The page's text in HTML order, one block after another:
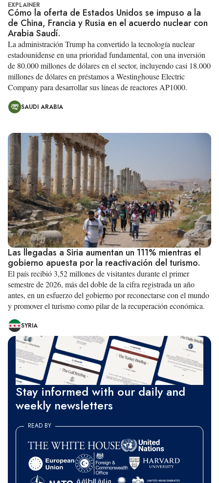
EXPLAINER
Cómo la oferta de Estados Unidos se impuso a la
de China, Francia y Rusia en el acuerdo nuclear con
Arabia Saudí.
La administración Trump ha convertido la tecnología nuclear
estadounidense en una prioridad fundamental, con una inversión
de 80.000 millones de dólares en el sector, incluyendo casi 18.000
millones de dólares en préstamos a Westinghouse Electric
Company para desarrollar sus líneas de reactores AP1000.
SAUDI ARABIA
Las llegadas a Siria aumentan un 111% mientras el
gobierno apuesta por la reactivación del turismo.
El país recibió 3,52 millones de visitantes durante el primer
semestre de 2026, más del doble de la cifra registrada un año
antes, en un esfuerzo del gobierno por reconectarse con el mundo
y promover el turismo como pilar de la recuperación económica.
SYRIA
Stay informed with our daily and
weekly newsletters
READ BY